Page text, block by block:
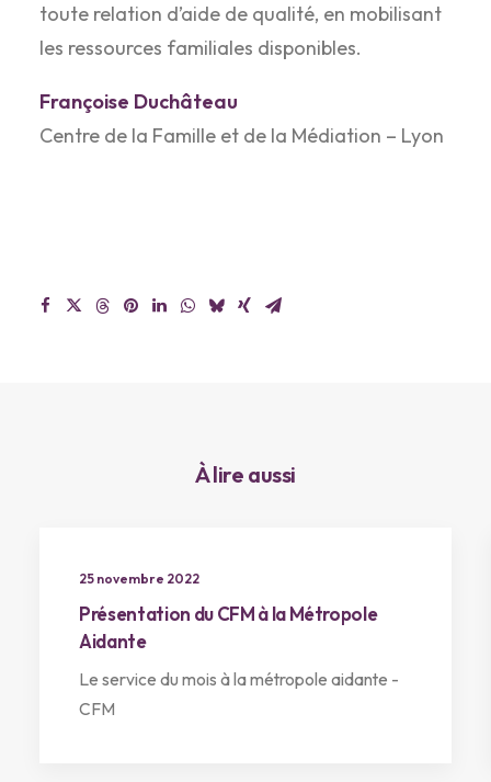
toute relation d’aide de qualité, en mobilisant
les ressources familiales disponibles.
Françoise Duchâteau
Centre de la Famille et de la Médiation – Lyon
À lire aussi
25 novembre 2022
Présentation du CFM à la Métropole
Aidante
Le service du mois à la métropole aidante -
CFM